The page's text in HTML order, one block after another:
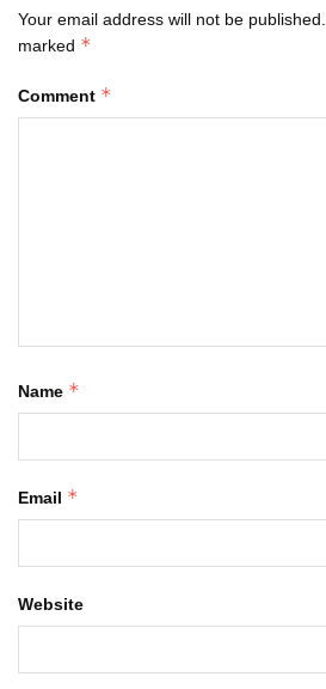
Your email address will not be published.
marked *
Comment *
Name *
Email *
Website